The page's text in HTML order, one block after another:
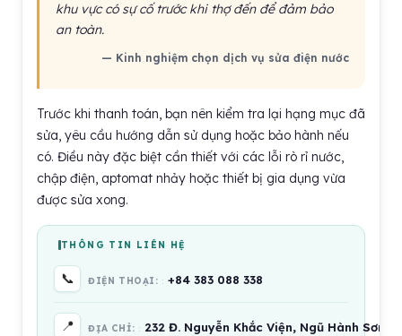
khu vực có sự cố trước khi thợ đến để đảm bảo
an toàn.
— Kinh nghiệm chọn dịch vụ sửa điện nước
Trước khi thanh toán, bạn nên kiểm tra lại hạng mục đã
sửa, yêu cầu hướng dẫn sử dụng hoặc bảo hành nếu
có. Điều này đặc biệt cần thiết với các lỗi rò rỉ nước,
chập điện, aptomat nhảy hoặc thiết bị gia dụng vừa
được sửa xong.
THÔNG TIN LIÊN HỆ
📞 ĐIỆN THOẠI: +84 383 088 338
📍 ĐỊA CHỈ: 232 Đ. Nguyễn Khắc Viện, Ngũ Hành Sơn,